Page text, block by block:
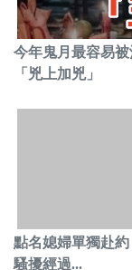
今年鬼月最容易
「兇上加兇」
點名媳婦單獨赴
騷擾經過...